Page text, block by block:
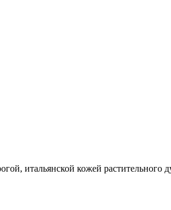
итальянской кожей растительного